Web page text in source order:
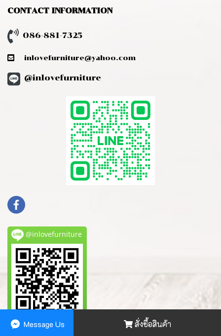
สั่งซื้อสินค้า
Message Us
CONTACT INFORMATION
086-881-7325
inlovefurniture@yahoo.com
@inlovefurniture
@inlovefurniture